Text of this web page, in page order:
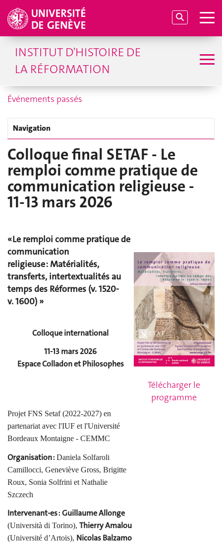
INSTITUT D'HISTOIRE DE
LA RÉFORMATION
Événements passés
Navigation
Colloque final SETAF - Le
remploi comme pratique de
communication religieuse -
11-13 mars 2026
«Le remploi comme pratique de
communication
religieuse :Matérialités,
transferts, intertextualités au
temps des Réformes (v. 1520-
v. 1600) »
Colloque international
11-13 mars 2026
Espace Colladonet Philosophes
Projet FNS Setaf (2022-2027) en
partenariat avec l'IUF et l'Université
Bordeaux Montaigne - CEMMC
Organisation : Daniela Solfaroli
Camillocci, Geneviève Gross, Brigitte
Roux, Sonia Solfrini et Nathalie
Szczech
Intervenant-es : Guillaume Allonge
(Università di Torino), Thierry Amalou
(Université d’Artois), Nicolas Balzamo
Télécharger le
programme